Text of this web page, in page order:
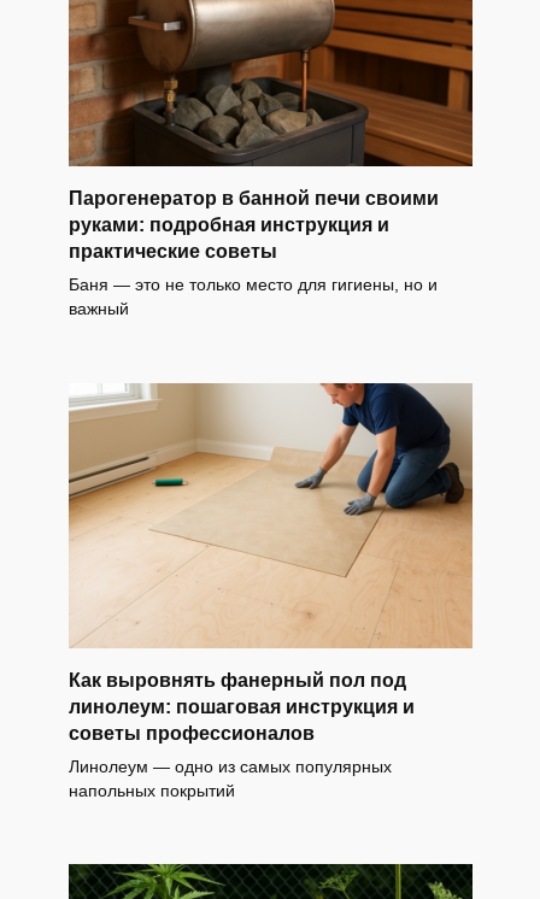
Парогенератор в банной печи своими
руками: подробная инструкция и
практические советы
Баня — это не только место для гигиены, но и
важный
Как выровнять фанерный пол под
линолеум: пошаговая инструкция и
советы профессионалов
Линолеум — одно из самых популярных
напольных покрытий